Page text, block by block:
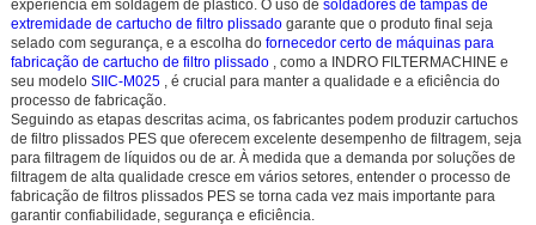
experiência em soldagem de plástico. O uso de soldadores de tampas de
extremidade de cartucho de filtro plissadogarante que o produto final seja
selado com segurança, e a escolha do fornecedor certo de máquinas para
fabricação de cartucho de filtro plissado, como a INDRO FILTERMACHINEe
seu modelo SIIC-M025, é crucial para manter a qualidade e a eficiência do
processo de fabricação.
Seguindo as etapas descritas acima, os fabricantes podem produzir cartuchos
de filtro plissados PES que oferecem excelente desempenho de filtragem, seja
para filtragem de líquidos ou de ar. À medida que a demanda por soluções de
filtragem de alta qualidade cresce em vários setores, entender o processo de
fabricação de filtros plissados PES se torna cada vez mais importante para
garantir confiabilidade, segurança e eficiência.